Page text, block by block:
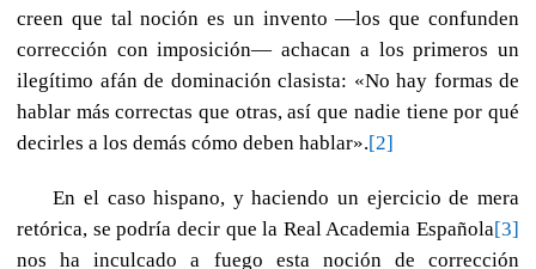
creen que tal noción es un invento —los que confunden
corrección con imposición— achacan a los primeros un
ilegítimo afán de dominación clasista: «No hay formas de
hablar más correctas que otras, así que nadie tiene por qué
decirles a los demás cómo deben hablar».[2]
En el caso hispano, y haciendo un ejercicio de mera
retórica, se podría decir que la Real Academia Española[3]
nos ha inculcado a fuego esta noción de corrección